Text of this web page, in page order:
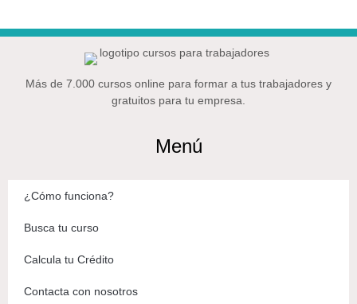
Más de 7.000 cursos online para formar a tus trabajadores y
gratuitos para tu empresa.
Menú
¿Cómo funciona?
Busca tu curso
Calcula tu Crédito
Contacta con nosotros